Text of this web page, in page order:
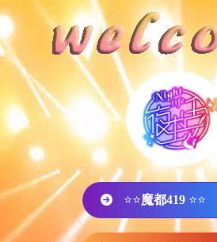
⭐⭐魔都419 ⭐⭐